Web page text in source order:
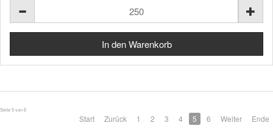
Seite 5 von 6
Start Zurück 1 2 3 4 5 6 Weiter Ende